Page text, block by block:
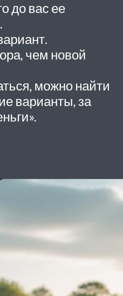
до вас ее
чем новой
можно найти
варианты, за